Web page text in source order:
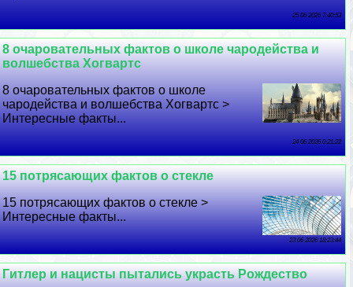
25 06 2026 7:40:53
8 очаровательных фактов о школе чародейства и
волшебства Хогвартс
8 очаровательных фактов о школе
чародейства и волшебства Хогвартс >
Интересные факты...
24 06 2026 0:21:22
15 потрясающих фактов о стекле
15 потрясающих фактов о стекле >
Интересные факты...
23 06 2026 18:23:44
Гитлер и нацисты пытались украсть Рождество